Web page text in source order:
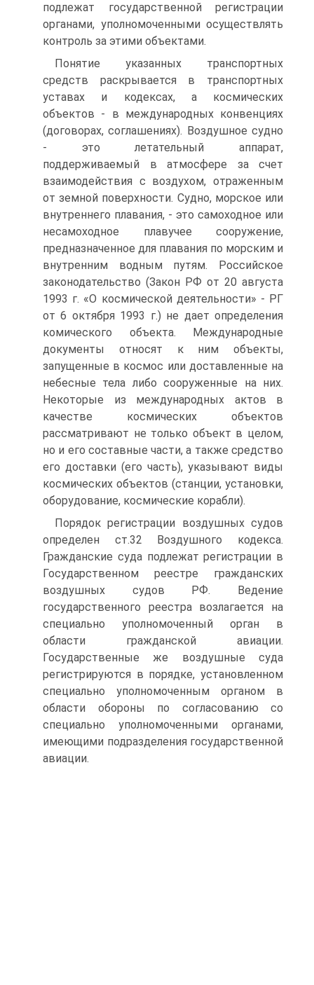
подлежат государственной регистрации
органами, уполномоченными осуществлять
контроль за этими объектами.
Понятие указанных транспортных
средств раскрывается в транспортных
уставах и кодексах, а космических
объектов - в международных конвенциях
(договорах, соглашениях). Воздушное судно
- это летательный аппарат,
поддерживаемый в атмосфере за счет
взаимодействия с воздухом, отраженным
от земной поверхности. Судно, морское или
внутреннего плавания, - это самоходное или
несамоходное плавучее сооружение,
предназначенное для плавания по морским и
внутренним водным путям. Российское
законодательство (Закон РФ от 20 августа
1993 г. «О космической деятельности» - РГ
от 6 октября 1993 г.) не дает определения
комического объекта. Международные
документы относят к ним объекты,
запущенные в космос или доставленные на
небесные тела либо сооруженные на них.
Некоторые из международных актов в
качестве космических объектов
рассматривают не только объект в целом,
но и его составные части, а также средство
его доставки (его часть), указывают виды
космических объектов (станции, установки,
оборудование, космические корабли).
Порядок регистрации воздушных судов
определен ст.32 Воздушного кодекса.
Гражданские суда подлежат регистрации в
Государственном реестре гражданских
воздушных судов РФ. Ведение
государственного реестра возлагается на
специально уполномоченный орган в
области гражданской авиации.
Государственные же воздушные суда
регистрируются в порядке, установленном
специально уполномоченным органом в
области обороны по согласованию со
специально уполномоченными органами,
имеющими подразделения государственной
авиации.